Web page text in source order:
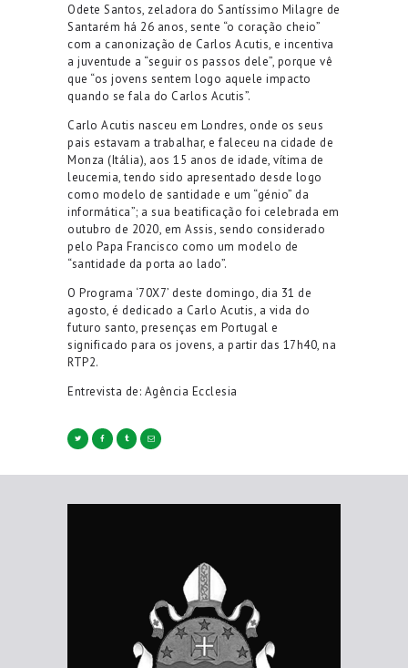
Odete Santos, zeladora do Santíssimo Milagre de
Santarém há 26 anos, sente “o coração cheio”
com a canonização de Carlos Acutis, e incentiva
a juventude a “seguir os passos dele”, porque vê
que “os jovens sentem logo aquele impacto
quando se fala do Carlos Acutis”.
Carlo Acutis nasceu em Londres, onde os seus
pais estavam a trabalhar, e faleceu na cidade de
Monza (Itália), aos 15 anos de idade, vítima de
leucemia, tendo sido apresentado desde logo
como modelo de santidade e um “génio” da
informática”; a sua beatificação foi celebrada em
outubro de 2020, em Assis, sendo considerado
pelo Papa Francisco como um modelo de
“santidade da porta ao lado”.
O Programa ‘70X7’ deste domingo, dia 31 de
agosto, é dedicado a Carlo Acutis, a vida do
futuro santo, presenças em Portugal e
significado para os jovens, a partir das 17h40, na
RTP2.
Entrevista de: Agência Ecclesia